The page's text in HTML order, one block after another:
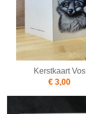
Kerstkaart Vos
€ 3,00